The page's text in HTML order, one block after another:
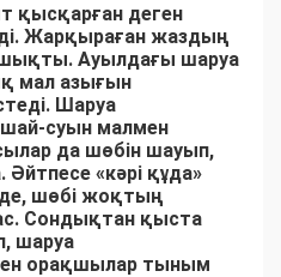
қысқарған деген
Жарқыраған жаздың
Ауылдағы шаруа
мал азығын
Шаруа
суын малмен
да шөбін шауып,
Әйтпесе «кәрі құда»
шөбі жоқтың
Сондықтан қыста
шаруа
орақшылар тыным